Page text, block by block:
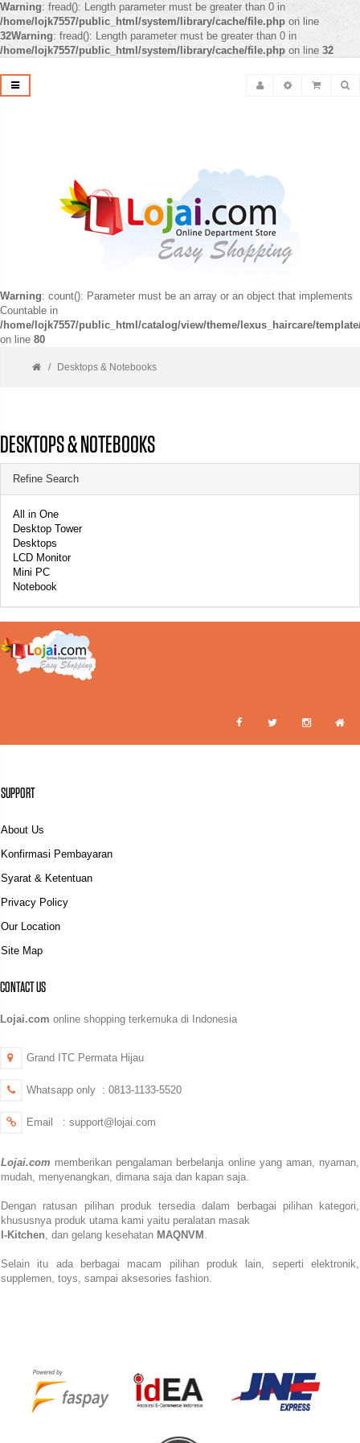
Warning: fread(): Length parameter must be greater than 0 in
/home/lojk7557/public_html/system/library/cache/file.php on line
32Warning: fread(): Length parameter must be greater than 0 in
/home/lojk7557/public_html/system/library/cache/file.php on line 32
Warning: count(): Parameter must be an array or an object that implements
Countable in
/home/lojk7557/public_html/catalog/view/theme/lexus_haircare/
on line 80
Desktops & Notebooks
DESKTOPS & NOTEBOOKS
Refine Search
All in One
Desktop Tower
Desktops
LCD Monitor
Mini PC
Notebook
SUPPORT
About Us
Konfirmasi Pembayaran
Syarat & Ketentuan
Privacy Policy
Our Location
Site Map
CONTACT US
Lojai.com online shopping terkemuka di Indonesia
Grand ITC Permata Hijau
Whatsapp only : 0813-1133-5520
Email : support@lojai.com
Lojai.com memberikan pengalaman berbelanja online yang aman, nyaman,
mudah, menyenangkan, dimana saja dan kapan saja.
Dengan ratusan pilihan produk tersedia dalam berbagai pilihan kategori,
khususnya produk utama kami yaitu peralatan masak
I-Kitchen, dan gelang kesehatan MAQNVM .
Selain itu ada berbagai macam pilihan produk lain, seperti elektronik,
supplemen, toys, sampai aksesories fashion.